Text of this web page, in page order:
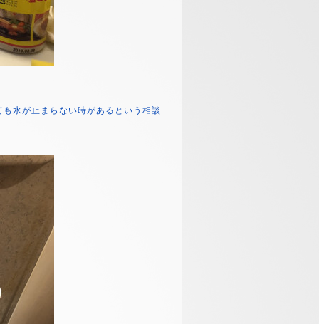
水が止まらない時があるという相談